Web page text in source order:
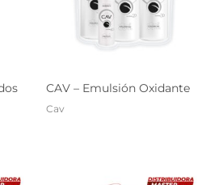
CAV – Emulsión Oxidante
Cav